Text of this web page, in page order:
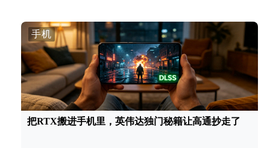
手机
把RTX搬进手机里，英伟达独门秘籍让高通抄走了